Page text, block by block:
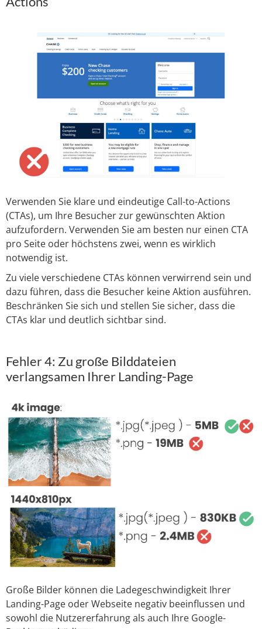
Verwenden Sie klare und eindeutige Call-to-Actions
(CTAs), um Ihre Besucher zur gewünschten Aktion
aufzufordern. Verwenden Sie am besten nur einen CTA
pro Seite oder höchstens zwei, wenn es wirklich
notwendig ist.
Zu viele verschiedene CTAs können verwirrend sein und
dazu führen, dass die Besucher keine Aktion ausführen.
Beschränken Sie sich und stellen Sie sicher, dass die
CTAs klar und deutlich sichtbar sind.
Fehler 4: Zu große Bilddateien
verlangsamen Ihrer Landing-Page
Große Bilder können die Ladegeschwindigkeit Ihrer
Landing-Page oder Webseite negativ beeinflussen und
sowohl die Nutzererfahrung als auch Ihre Google-